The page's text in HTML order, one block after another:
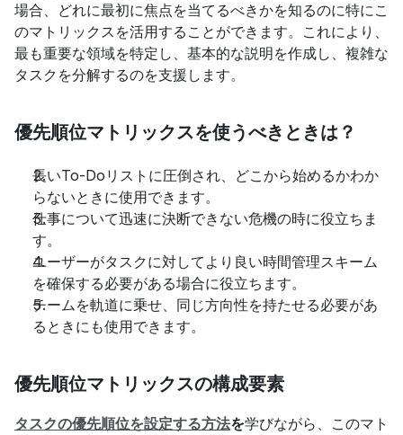
場合、どれに最初に焦点を当てるべきかを知るのに特にこ
のマトリックスを活用することができます。これにより、
最も重要な領域を特定し、基本的な説明を作成し、複雑な
タスクを分解するのを支援します。
優先順位マトリックスを使うべきときは？
長いTo-Doリストに圧倒され、どこから始めるかわか
らないときに使用できます。
仕事について迅速に決断できない危機の時に役立ちま
す。
ユーザーがタスクに対してより良い時間管理スキーム
を確保する必要がある場合に役立ちます。
チームを軌道に乗せ、同じ方向性を持たせる必要があ
るときにも使用できます。
優先順位マトリックスの構成要素
タスクの優先順位を設定する方法を学びながら、このマト